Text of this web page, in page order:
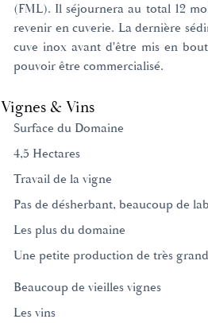
(FML). Il séjournera au total 12
revenir en cuverie. La dernière
cuve inox avant d'être mis en
pouvoir être commercialisé.
Vignes & Vins
Surface du Domaine
4,5 Hectares
Travail de la vigne
Pas de désherbant, beaucoup de
Les plus du domaine
Une petite production de très
Beaucoup de vieilles vignes
Les vins